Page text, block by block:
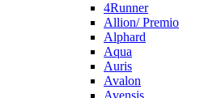
4Runner
Allion/ Premio
Alphard
Aqua
Auris
Avalon